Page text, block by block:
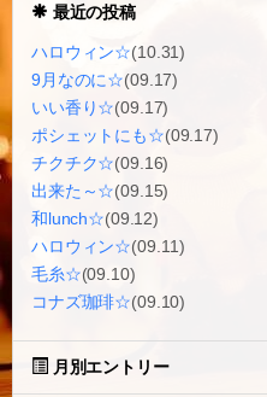
最近の投稿
ハロウィン☆(10.31)
9月なのに☆(09.17)
いい香り☆(09.17)
ポシェットにも☆(09.17)
チクチク☆(09.16)
出来た～☆(09.15)
和lunch☆(09.12)
ハロウィン☆(09.11)
毛糸☆(09.10)
コナズ珈琲☆(09.10)
月別エントリー